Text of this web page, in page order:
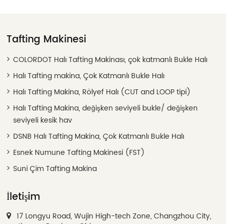
Tafting Makinesi
COLORDOT Halı Tafting Makinası, çok katmanlı Bukle Halı
Halı Tafting makina, Çok Katmanlı Bukle Halı
Halı Tafting Makina, Rölyef Halı (CUT and LOOP tipi)
Halı Tafting Makina, değişken seviyeli bukle/ değişken
seviyeli kesik hav
DSNB Halı Tafting Makina, Çok Katmanlı Bukle Halı
Esnek Numune Tafting Makinesi (FST)
Suni Çim Tafting Makina
İletişim
17 Longyu Road, Wujin High-tech Zone, Changzhou City,